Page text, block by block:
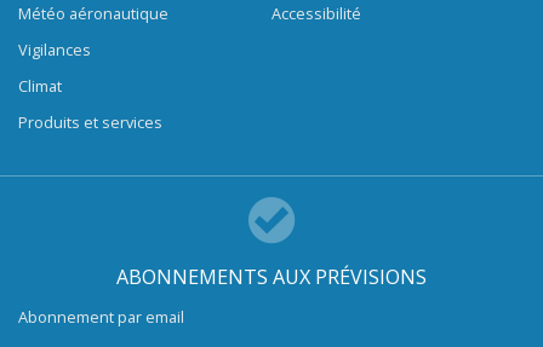
Météo aéronautique
Vigilances
Climat
Produits et services
Accessibilité
ABONNEMENTS AUX PRÉVISIONS
Abonnement par email